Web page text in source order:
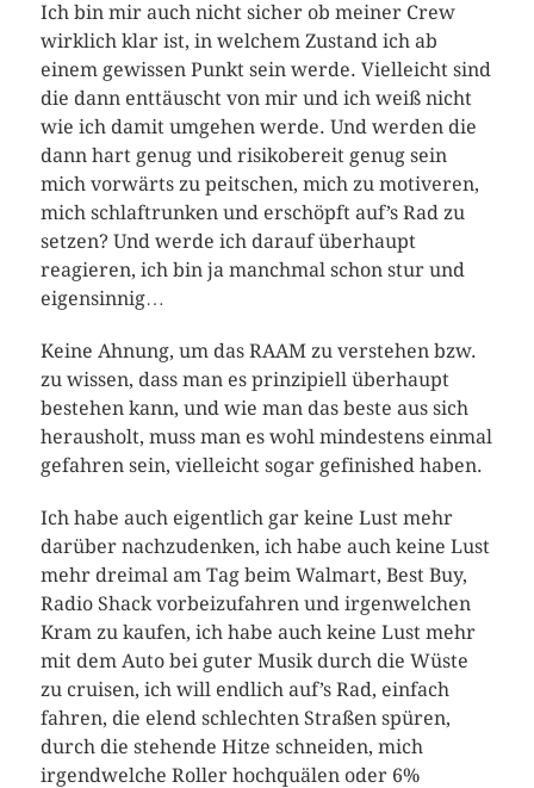
Ich bin mir auch nicht sicher ob meiner Crew
wirklich klar ist, in welchem Zustand ich ab
einem gewissen Punkt sein werde. Vielleicht sind
die dann enttäuscht von mir und ich weiß nicht
wie ich damit umgehen werde. Und werden die
dann hart genug und risikobereit genug sein
mich vorwärts zu peitschen, mich zu motiveren,
mich schlaftrunken und erschöpft auf’s Rad zu
setzen? Und werde ich darauf überhaupt
reagieren, ich bin ja manchmal schon stur und
eigensinnig…
Keine Ahnung, um das RAAM zu verstehen bzw.
zu wissen, dass man es prinzipiell überhaupt
bestehen kann, und wie man das beste aus sich
herausholt, muss man es wohl mindestens einmal
gefahren sein, vielleicht sogar gefinished haben.
Ich habe auch eigentlich gar keine Lust mehr
darüber nachzudenken, ich habe auch keine Lust
mehr dreimal am Tag beim Walmart, Best Buy,
Radio Shack vorbeizufahren und irgenwelchen
Kram zu kaufen, ich habe auch keine Lust mehr
mit dem Auto bei guter Musik durch die Wüste
zu cruisen, ich will endlich auf’s Rad, einfach
fahren, die elend schlechten Straßen spüren,
durch die stehende Hitze schneiden, mich
irgendwelche Roller hochquälen oder 6%